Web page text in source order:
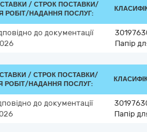
/ СТРОК ПОСТАВКИ/
РОБІТ/НАДАННЯ ПОСЛУГ:
до документації
Папір
/ СТРОК ПОСТАВКИ/
РОБІТ/НАДАННЯ ПОСЛУГ:
до документації
Папір